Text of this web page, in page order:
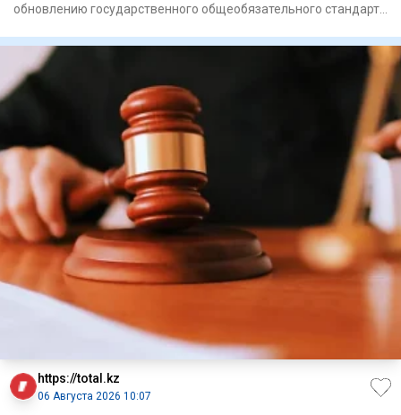
обновлению государственного общеобязательного стандарта
https://total.kz
06 Августа 2026 10:07